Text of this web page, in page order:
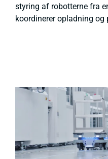
styring af robotterne fra
koordinerer opladning